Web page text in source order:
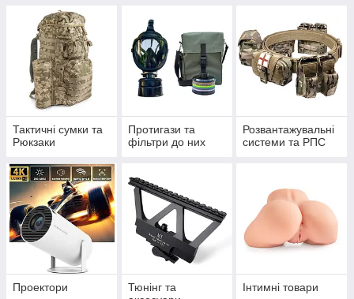
Тактичні сумки та
Рюкзаки
Протигази та
фільтри до них
Розвантажувальні
системи та РПС
Проектори
Тюнінг та
Інтимні товари